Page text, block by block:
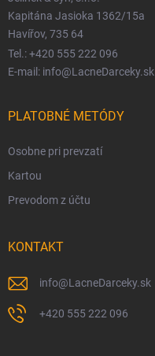
Kapitána Jasioka 1362/15a
Havířov, 735 64
Tel.: +420 555 222 096
E-mail: info@LacneDarceky.sk
PLATOBNÉ METÓDY
Osobne pri prevzatí
Kartou
Prevodom z účtu
KONTAKT
info@LacneDarceky.sk
+420 555 222 096